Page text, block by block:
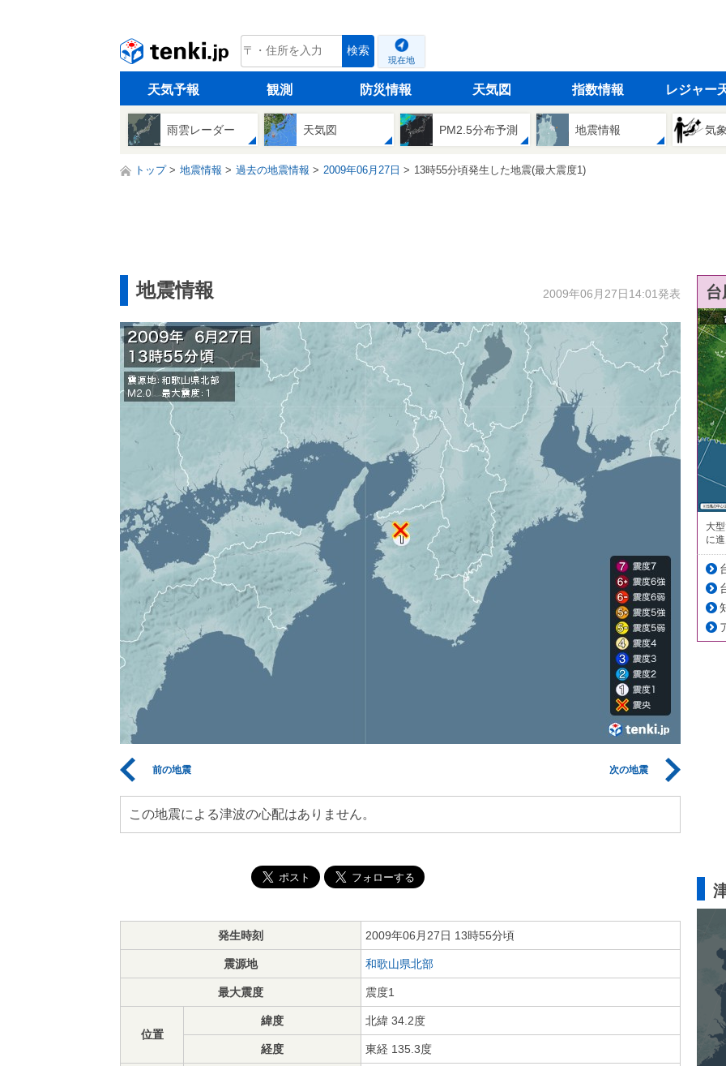
tenki.jp 検索
現在地
天気予報 観測 防災情報 天気図 指数情報 レジャー
雨雲レーダー 天気図 PM2.5分布予測 地震情報 気
トップ 地震情報 過去の地震情報 2009年06月27日 13時55分頃発生した地震(最大震度1)
地震情報 2009年06月27日14:01発表
前の地震 次の地震
この地震による津波の心配はありません。
発生時刻 2009年06月27日 13時55分頃
震源地 和歌山県北部
最大震度 震度1
位置
緯度 北緯 34.2度
経度 東経 135.3度
大
に